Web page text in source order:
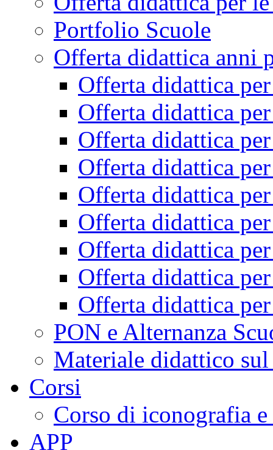
Portfolio Scuole
Offerta didattica anni
Offerta didattica
Offerta didattica
Offerta didattica
Offerta didattica
Offerta didattica
Offerta didattica
Offerta didattica
Offerta didattica
Offerta didattica
PON e Alternanza
Materiale didattico
Corsi
Corso di iconografia
APP